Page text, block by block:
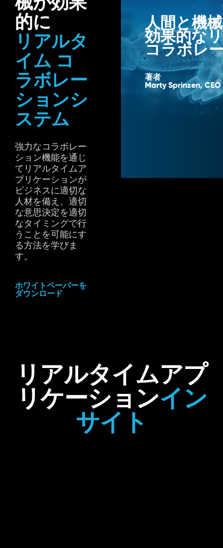
的に
リアルタ
イム コ
ラボレー
ションシ
ステム
強力なコラボレー
ション機能を通じ
てリアルタイムア
プリケーションが
ビジネスに適切な
人材を備え、適切
な意思決定を適切
なタイミングで行
うことを可能にす
る方法を学びま
す。
ホワイトペーパーを
ダウンロード
人間と機械
効果的な
コラボレ
著者
Marty Sprinzen,
リアルタイムアプ
リケーションイン
サイト